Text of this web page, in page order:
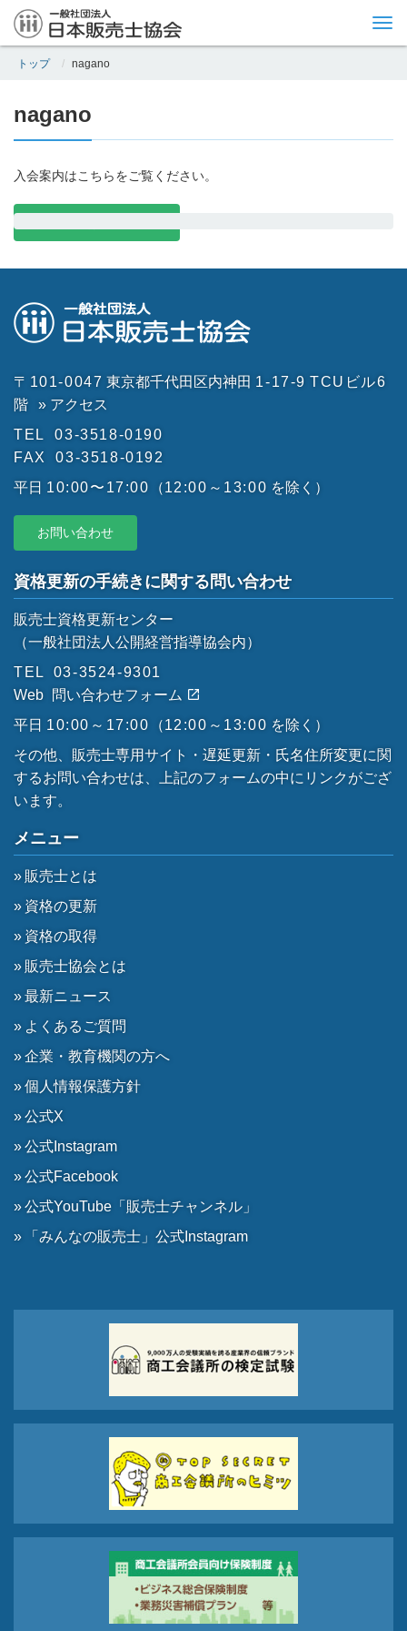
トップ nagano
nagano
入会案内はこちらをご覧ください。
〒101-0047 東京都千代田区内神田 1-17-9 TCUビル6
階
» アクセス
TEL
03-3518-0190
FAX
03-3518-0192
平日 10:00〜17:00 （12:00～13:00 を除く）
お問い合わせ
資格更新の手続きに関する問い合わせ
販売士資格更新センター
（一般社団法人公開経営指導協会内）
TEL
03-3524-9301
Web
問い合わせフォーム
平日 10:00～17:00 （12:00～13:00 を除く）
その他、販売士専用サイト・遅延更新・氏名住所変更に関
するお問い合わせは、上記のフォームの中にリンクがござ
います。
メニュー
販売士とは
資格の更新
資格の取得
販売士協会とは
最新ニュース
よくあるご質問
企業・教育機関の方へ
個人情報保護方針
公式X
公式Instagram
公式Facebook
公式YouTube「販売士チャンネル」
「みんなの販売士」公式Instagram